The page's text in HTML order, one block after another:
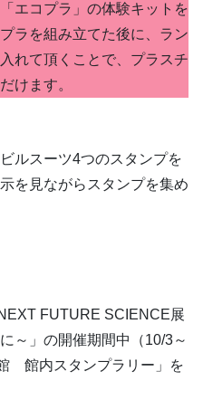
エコプラ」の体験キットを
ラを組み立てた後に、ラン
れて頂くことで、プラスチ
けます。
ルスーツ4つのスタンプを
を見ながらスタンプを集め
FUTURE SCIENCE展
～」の開催期間中（10/3～
館内スタンプラリー」を